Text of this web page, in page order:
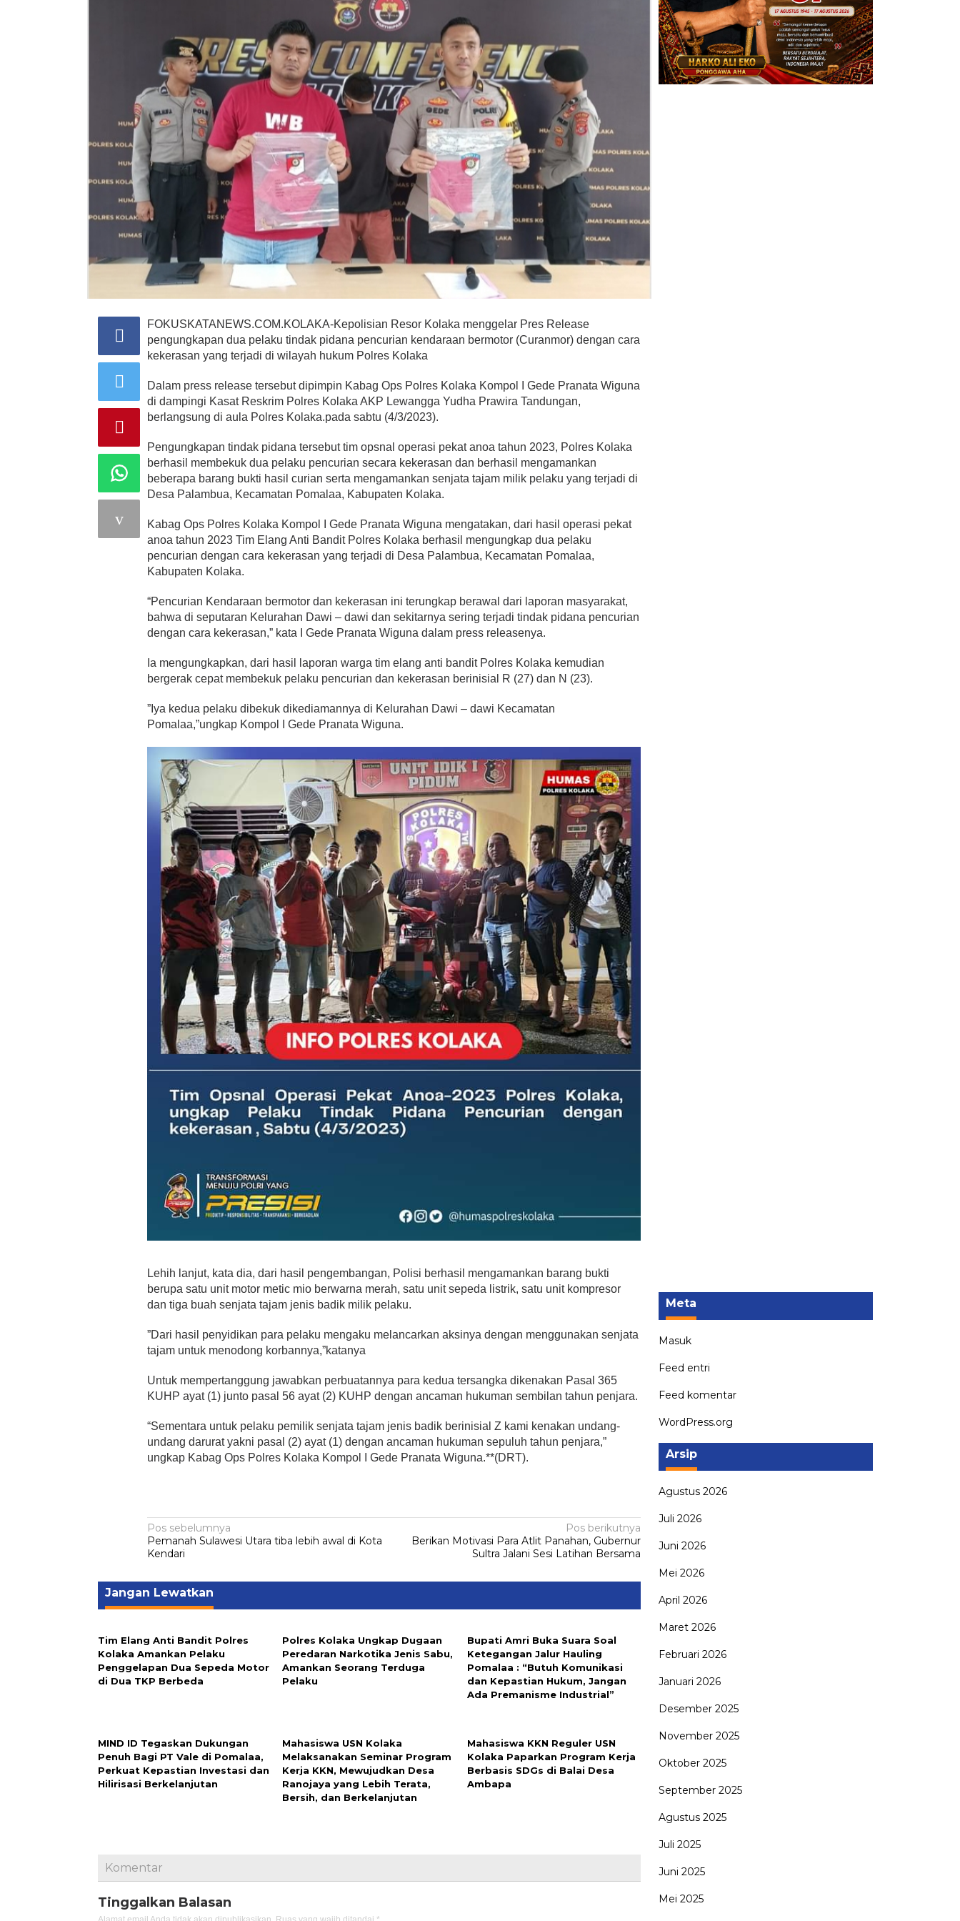
FOKUSKATANEWS.COM.KOLAKA-Kepolisian Resor Kolaka menggelar Pres Release
pengungkapan dua pelaku tindak pidana pencurian kendaraan bermotor (Curanmor) dengan cara
kekerasan yang terjadi di wilayah hukum Polres Kolaka
Dalam press release tersebut dipimpin Kabag Ops Polres Kolaka Kompol I Gede Pranata Wiguna
di dampingi Kasat Reskrim Polres Kolaka AKP Lewangga Yudha Prawira Tandungan,
berlangsung di aula Polres Kolaka.pada sabtu (4/3/2023).
Pengungkapan tindak pidana tersebut tim opsnal operasi pekat anoa tahun 2023, Polres Kolaka
berhasil membekuk dua pelaku pencurian secara kekerasan dan berhasil mengamankan
beberapa barang bukti hasil curian serta mengamankan senjata tajam milik pelaku yang terjadi di
Desa Palambua, Kecamatan Pomalaa, Kabupaten Kolaka.
Kabag Ops Polres Kolaka Kompol I Gede Pranata Wiguna mengatakan, dari hasil operasi pekat
anoa tahun 2023 Tim Elang Anti Bandit Polres Kolaka berhasil mengungkap dua pelaku
pencurian dengan cara kekerasan yang terjadi di Desa Palambua, Kecamatan Pomalaa,
Kabupaten Kolaka.
“Pencurian Kendaraan bermotor dan kekerasan ini terungkap berawal dari laporan masyarakat,
bahwa di seputaran Kelurahan Dawi – dawi dan sekitarnya sering terjadi tindak pidana pencurian
dengan cara kekerasan,” kata I Gede Pranata Wiguna dalam press releasenya.
Ia mengungkapkan, dari hasil laporan warga tim elang anti bandit Polres Kolaka kemudian
bergerak cepat membekuk pelaku pencurian dan kekerasan berinisial R (27) dan N (23).
”Iya kedua pelaku dibekuk dikediamannya di Kelurahan Dawi – dawi Kecamatan
Pomalaa,”ungkap Kompol I Gede Pranata Wiguna.
Lehih lanjut, kata dia, dari hasil pengembangan, Polisi berhasil mengamankan barang bukti
berupa satu unit motor metic mio berwarna merah, satu unit sepeda listrik, satu unit kompresor
dan tiga buah senjata tajam jenis badik milik pelaku.
”Dari hasil penyidikan para pelaku mengaku melancarkan aksinya dengan menggunakan senjata
tajam untuk menodong korbannya,”katanya
Untuk mempertanggung jawabkan perbuatannya para kedua tersangka dikenakan Pasal 365
KUHP ayat (1) junto pasal 56 ayat (2) KUHP dengan ancaman hukuman sembilan tahun penjara.
“Sementara untuk pelaku pemilik senjata tajam jenis badik berinisial Z kami kenakan undang-
undang darurat yakni pasal (2) ayat (1) dengan ancaman hukuman sepuluh tahun penjara,”
ungkap Kabag Ops Polres Kolaka Kompol I Gede Pranata Wiguna.**(DRT).
Navigasi
pos
Pos sebelumnya
Pemanah Sulawesi Utara tiba lebih awal di Kota
Kendari
Pos berikutnya
Berikan Motivasi Para Atlit Panahan, Gubernur
Sultra Jalani Sesi Latihan Bersama
Jangan Lewatkan
Tim Elang Anti Bandit Polres
Kolaka Amankan Pelaku
Penggelapan Dua Sepeda Motor
di Dua TKP Berbeda
Polres Kolaka Ungkap Dugaan
Peredaran Narkotika Jenis Sabu,
Amankan Seorang Terduga
Pelaku
Bupati Amri Buka Suara Soal
Ketegangan Jalur Hauling
Pomalaa : “Butuh Komunikasi
dan Kepastian Hukum, Jangan
Ada Premanisme Industrial”
MIND ID Tegaskan Dukungan
Penuh Bagi PT Vale di Pomalaa,
Perkuat Kepastian Investasi dan
Hilirisasi Berkelanjutan
Mahasiswa USN Kolaka
Melaksanakan Seminar Program
Kerja KKN, Mewujudkan Desa
Ranojaya yang Lebih Terata,
Bersih, dan Berkelanjutan
Mahasiswa KKN Reguler USN
Kolaka Paparkan Program Kerja
Berbasis SDGs di Balai Desa
Ambapa
Komentar
Tinggalkan Balasan
Meta
Masuk
Feed entri
Feed komentar
WordPress.org
Arsip
Agustus 2026
Juli 2026
Juni 2026
Mei 2026
April 2026
Maret 2026
Februari 2026
Januari 2026
Desember 2025
November 2025
Oktober 2025
September 2025
Agustus 2025
Juli 2025
Juni 2025
Mei 2025